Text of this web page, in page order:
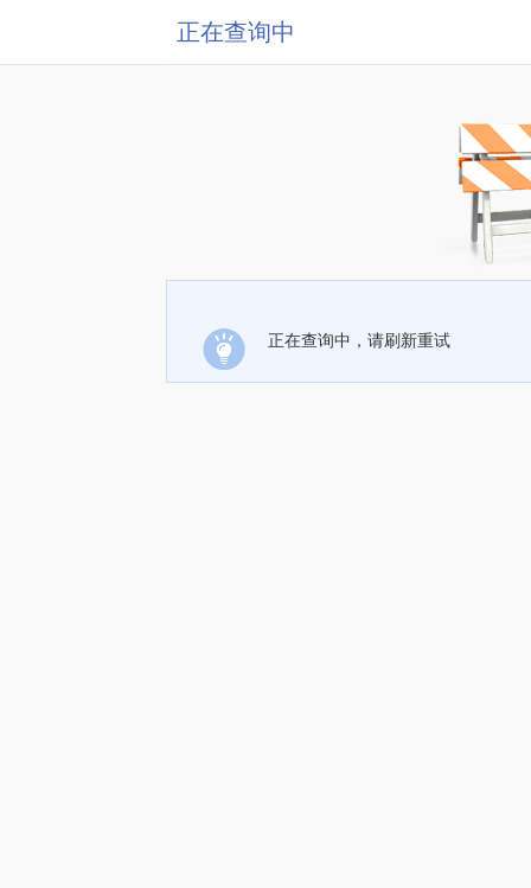
正在查询中
正在查询中，请刷新重试